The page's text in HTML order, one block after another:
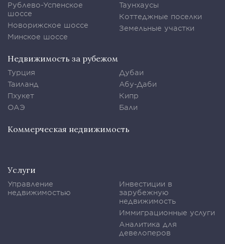
Рублево-Успенское
шоссе
Новорижское шоссе
Минское шоссе
Таунхаусы
Коттеджные поселки
Земельные участки
Недвижимость за рубежом
Турция
Таиланд
Пхукет
ОАЭ
Дубаи
Абу-Даби
Кипр
Бали
Коммерческая недвижимость
Услуги
Управление
недвижимостью
Инвестиции в
зарубежную
недвижимость
Иммиграционные услуги
Аналитика для
девелоперов